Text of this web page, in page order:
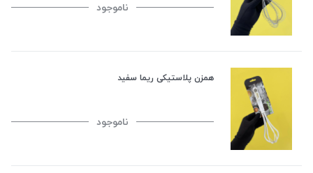
ناموجود
همزن پلاستیکی ریما سفید
ناموجود